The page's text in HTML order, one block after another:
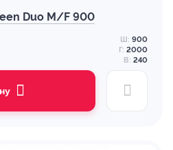
Duo M/F 900
Ш: 900
Г: 2000
В: 240